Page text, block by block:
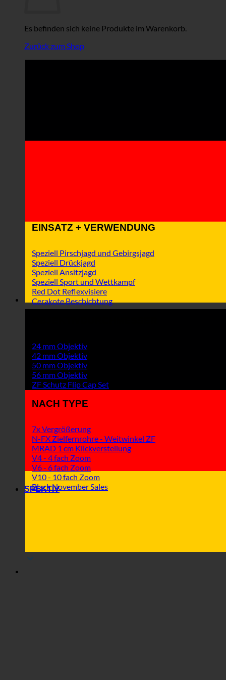
Es befinden sich keine Produkte im Warenkorb.
Zurück zum Shop
EINSATZ + VERWENDUNG
Speziell Pirschjagd und Gebirgsjagd
Speziell Drückjagd
Speziell Ansitzjagd
Speziell Sport und Wettkampf
Red Dot Reflexvisiere
Cerakote Beschichtung
24 mm Objektiv
42 mm Objektiv
50 mm Objektiv
56 mm Objektiv
ZF Schutz Flip Cap Set
NACH TYPE
7x Vergrößerung
N-FX Zielfernrohre - Weitwinkel ZF
MRAD 1 cm Klickverstellung
V4 - 4 fach Zoom
V6 - 6 fach Zoom
V10 - 10 fach Zoom
Black November Sales
SPEKTIV